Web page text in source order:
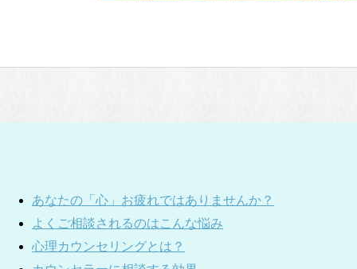
あなたの「心」お疲れではありませんか？
よくご相談されるのはこんな悩み
心理カウンセリングとは？